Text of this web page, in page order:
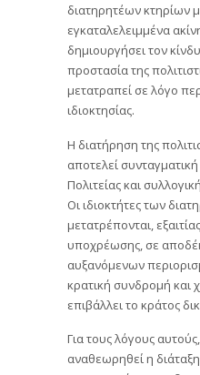
διατηρητέων κτηρίων
εγκαταλελειμμένα
δημιουργήσει τον
προστασία της
μετατραπεί σε λόγο
ιδιοκτησίας.
Η διατήρηση της
αποτελεί
Πολιτείας και
Οι ιδιοκτήτες των
μετατρέπονται,
υποχρέωσης, σε
αυξανόμενων
κρατική συνδρομή και
επιβάλλει το κράτος
Για τους λόγους
αναθεωρηθεί η